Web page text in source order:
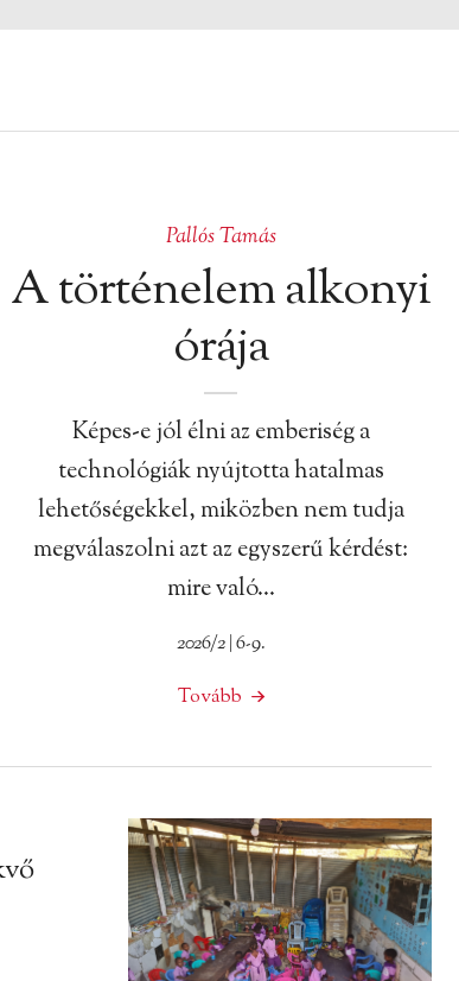
Pallós Tamás
A történelem alkonyi
órája
Képes-e jól élni az emberiség a
technológiák nyújtotta hatalmas
lehetőségekkel, miközben nem tudja
megválaszolni azt az egyszerű kérdést:
mire való…
2026/2 | 6-9.
Tovább